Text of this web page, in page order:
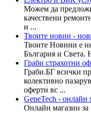
Можем да
качествени
и ...
Твоите новни -
Твоите Новини е
България и Света.
Граби страхотни
Граби.БГ всички
колективно
оферти вс ...
GeneTech - онлайн
Онлайн магазин за